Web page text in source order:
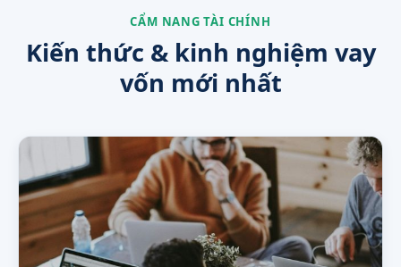
CẨM NANG TÀI CHÍNH
Kiến thức & kinh nghiệm vay
vốn mới nhất